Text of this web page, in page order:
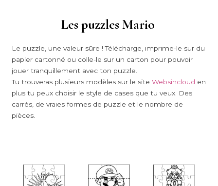
Les puzzles Mario
Le puzzle, une valeur sûre ! Télécharge, imprime-le sur du
papier cartonné ou colle-le sur un carton pour pouvoir
jouer tranquillement avec ton puzzle.
Tu trouveras plusieurs modèles sur le site Websincloud en
plus tu peux choisir le style de cases que tu veux. Des
carrés, de vraies formes de puzzle et le nombre de
pièces.